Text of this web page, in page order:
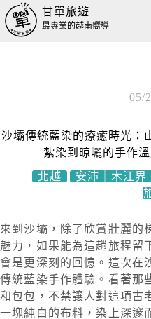
甘單旅遊
最專業的越南嚮導
05/
沙壩傳統藍染的療癒時光：
紮染到晾曬的手作
北越
安沛｜木江界
來到沙壩，除了欣賞壯麗的
魅力，如果能為這趟旅程留
會是更深刻的回憶。這次在
傳統藍染手作體驗。看著那
和包包，不禁讓人對這項古
一塊純白的布料，染上深邃